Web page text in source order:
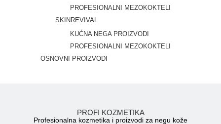
PROFESIONALNI MEZOKOKTELI
SKINREVIVAL
KUĆNA NEGA PROIZVODI
PROFESIONALNI MEZOKOKTELI
OSNOVNI PROIZVODI
PROFI KOZMETIKA
Profesionalna kozmetika i proizvodi za negu kože